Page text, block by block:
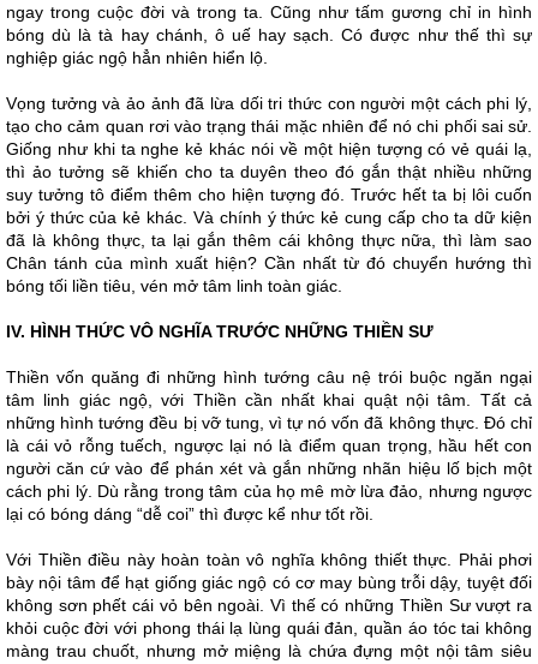
ngay trong cuộc đời và trong ta. Cũng như tấm gương chỉ in hình
bóng dù là tà hay chánh, ô uế hay sạch. Có được như thế thì sự
nghiệp giác ngộ hẳn nhiên hiển lộ.
Vọng tưởng và ảo ảnh đã lừa dối tri thức con người một cách phi lý,
tạo cho cảm quan rơi vào trạng thái mặc nhiên để nó chi phối sai sử.
Giống như khi ta nghe kẻ khác nói về một hiện tượng có vẻ quái lạ,
thì ảo tưởng sẽ khiến cho ta duyên theo đó gắn thật nhiều những
suy tưởng tô điểm thêm cho hiện tượng đó. Trước hết ta bị lôi cuốn
bởi ý thức của kẻ khác. Và chính ý thức kẻ cung cấp cho ta dữ kiện
đã là không thực, ta lại gắn thêm cái không thực nữa, thì làm sao
Chân tánh của mình xuất hiện? Cần nhất từ đó chuyển hướng thì
bóng tối liền tiêu, vén mở tâm linh toàn giác.
IV. HÌNH THỨC VÔ NGHĨA TRƯỚC NHỮNG THIỀN SƯ
Thiền vốn quăng đi những hình tướng câu nệ trói buộc ngăn ngại
tâm linh giác ngộ, với Thiền cần nhất khai quật nội tâm. Tất cả
những hình tướng đều bị vỡ tung, vì tự nó vốn đã không thực. Đó chỉ
là cái vỏ rỗng tuếch, ngược lại nó là điểm quan trọng, hầu hết con
người căn cứ vào để phán xét và gắn những nhãn hiệu lố bịch một
cách phi lý. Dù rằng trong tâm của họ mê mờ lừa đảo, nhưng ngược
lại có bóng dáng “dễ coi” thì được kể như tốt rồi.
Với Thiền điều này hoàn toàn vô nghĩa không thiết thực. Phải phơi
bày nội tâm để hạt giống giác ngộ có cơ may bùng trỗi dậy, tuyệt đối
không sơn phết cái vỏ bên ngoài. Vì thế có những Thiền Sư vượt ra
khỏi cuộc đời với phong thái lạ lùng quái đản, quần áo tóc tai không
màng trau chuốt, nhưng mở miệng là chứa đựng một nội tâm siêu